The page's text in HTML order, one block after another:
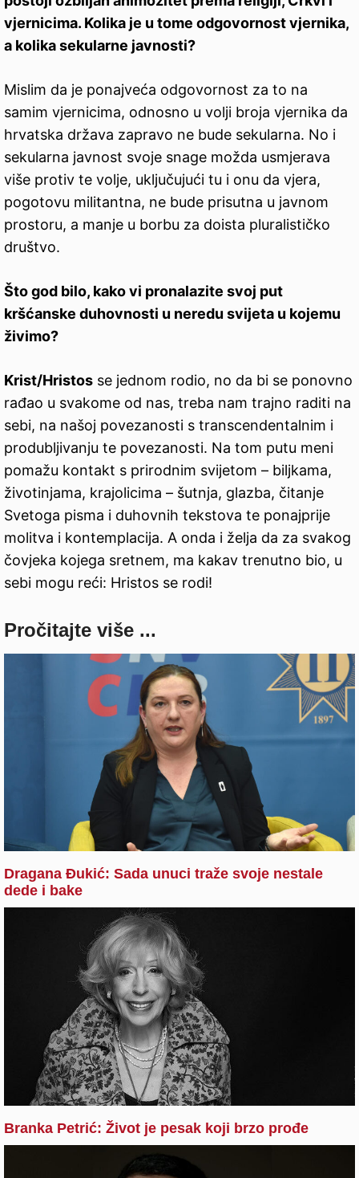
vjernicima. Kolika je u tome odgovornost vjernika,
a kolika sekularne javnosti?
Mislim da je ponajveća odgovornost za to na
samim vjernicima, odnosno u volji broja vjernika da
hrvatska država zapravo ne bude sekularna. No i
sekularna javnost svoje snage možda usmjerava
više protiv te volje, uključujući tu i onu da vjera,
pogotovu militantna, ne bude prisutna u javnom
prostoru, a manje u borbu za doista pluralističko
društvo.
Što god bilo, kako vi pronalazite svoj put
kršćanske duhovnosti u neredu svijeta u kojemu
živimo?
Krist/Hristos se jednom rodio, no da bi se ponovno
rađao u svakome od nas, treba nam trajno raditi na
sebi, na našoj povezanosti s transcendentalnim i
produbljivanju te povezanosti. Na tom putu meni
pomažu kontakt s prirodnim svijetom – biljkama,
životinjama, krajolicima – šutnja, glazba, čitanje
Svetoga pisma i duhovnih tekstova te ponajprije
molitva i kontemplacija. A onda i želja da za svakog
čovjeka kojega sretnem, ma kakav trenutno bio, u
sebi mogu reći: Hristos se rodi!
Pročitajte više ...
Dragana Đukić: Sada unuci traže svoje nestale
dede i bake
Branka Petrić: Život je pesak koji brzo prođe